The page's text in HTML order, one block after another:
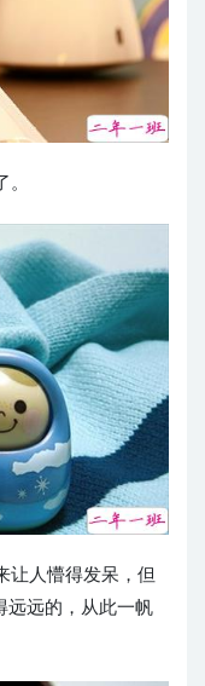
让人懵得发呆，但
远远的，从此一帆